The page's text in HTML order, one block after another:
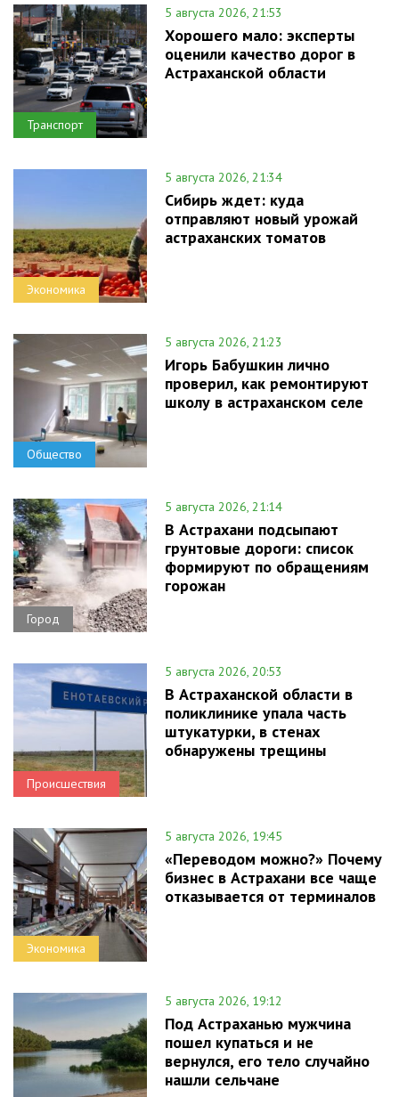
Транспорт
5 августа 2026, 21:53
Хорошего мало: эксперты
оценили качество дорог в
Астраханской области
Экономика
5 августа 2026, 21:34
Сибирь ждет: куда
отправляют новый урожай
астраханских томатов
Общество
5 августа 2026, 21:23
Игорь Бабушкин лично
проверил, как ремонтируют
школу в астраханском селе
Город
5 августа 2026, 21:14
В Астрахани подсыпают
грунтовые дороги: список
формируют по обращениям
горожан
Происшествия
5 августа 2026, 20:53
В Астраханской области в
поликлинике упала часть
штукатурки, в стенах
обнаружены трещины
Экономика
5 августа 2026, 19:45
«Переводом можно?» Почему
бизнес в Астрахани все чаще
отказывается от терминалов
5 августа 2026, 19:12
Под Астраханью мужчина
пошел купаться и не
вернулся, его тело случайно
нашли сельчане